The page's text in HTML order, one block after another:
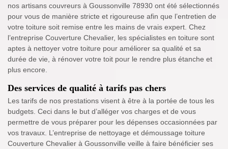
nos artisans couvreurs à Goussonville 78930 ont été sélectionnés
pour vous de manière stricte et rigoureuse afin que l’entretien de
votre toiture soit remise entre les mains de vrais expert. Chez
l’entreprise Couverture Chevalier, les spécialistes en toiture sont
aptes à nettoyer votre toiture pour améliorer sa qualité et sa
durée de vie, à rénover votre toit pour le rendre plus étanche et
plus encore.
Des services de qualité à tarifs pas chers
Les tarifs de nos prestations visent à être à la portée de tous les
budgets. Ceci dans le but d’alléger vos charges et de vous
permettre de vous préparer pour les dépenses occasionnées par
vos travaux. L’entreprise de nettoyage et démoussage toiture
Couverture Chevalier à Goussonville veille à faire bénéficier ses